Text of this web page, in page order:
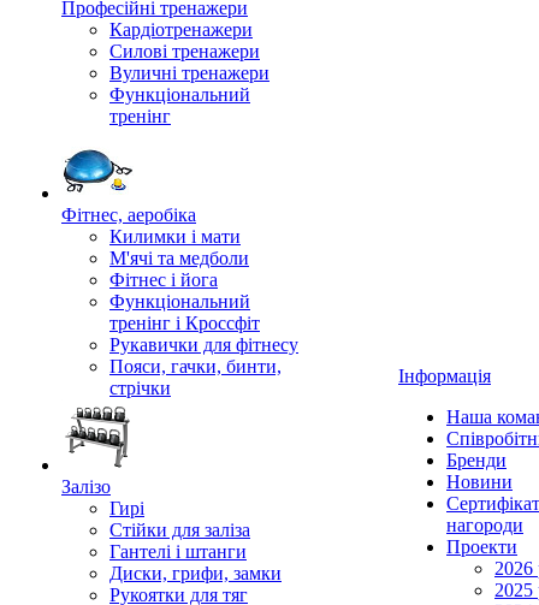
Професійні тренажери
Кардіотренажери
Силові тренажери
Вуличні тренажери
Функціональний
тренінг
Фітнес, аеробіка
Килимки і мати
М'ячі та медболи
Фітнес і йога
Функціональний
тренінг і Кроссфіт
Рукавички для фітнесу
Пояси, гачки, бинти,
стрічки
Залізо
Гирі
Стійки для заліза
Гантелі і штанги
Диски, грифи, замки
Рукоятки для тяг
Інформація
Наша
Бренди
Новини
нагороди
Проекти
2026
2025